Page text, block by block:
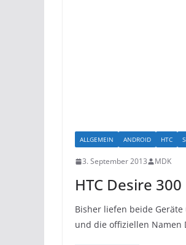
ALLGEMEIN ANDROID HTC
3. September 2013 MDK
HTC Desire
Bisher liefen beide
und die offiziellen Namen